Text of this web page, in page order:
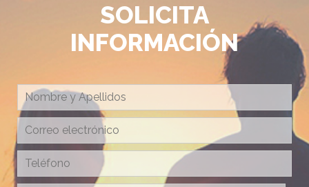
SOLICITA
INFORMACIÓN